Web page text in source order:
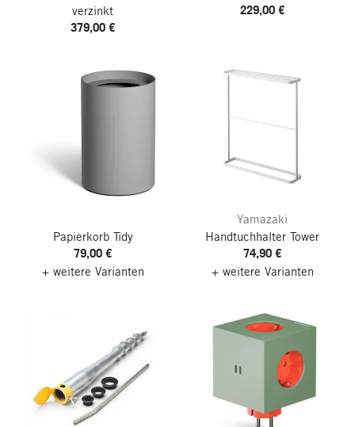
verzinkt
379,00 €
229,00 €
Papierkorb Tidy
79,00 €
+ weitere Varianten
Yamazaki
Handtuchhalter Tower
74,90 €
+ weitere Varianten